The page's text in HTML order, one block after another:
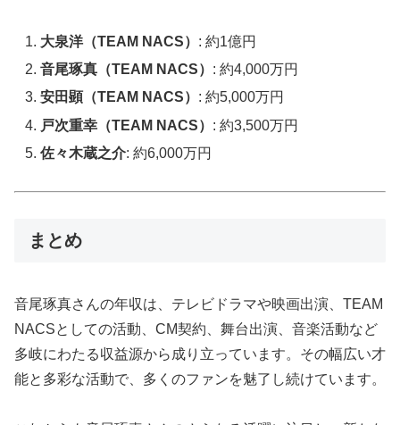
大泉洋（TEAM NACS） : 約1億円
音尾琢真（TEAM NACS） : 約4,000万円
安田顕（TEAM NACS） : 約5,000万円
戸次重幸（TEAM NACS） : 約3,500万円
佐々木蔵之介: 約6,000万円
まとめ
音尾琢真さんの年収は、テレビドラマや映画出演、TEAM
NACSとしての活動、CM契約、舞台出演、音楽活動など
多岐にわたる収益源から成り立っています。その幅広い才
能と多彩な活動で、多くのファンを魅了し続けています。